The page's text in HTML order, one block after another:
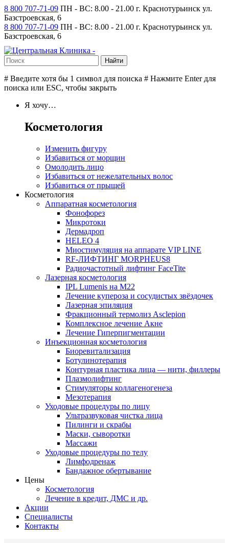
8 800 707-71-09 ПН - ВС: 8.00 - 21.00 г. Краснотурьинск ул.
Базстроевская, 6
8 800 707-71-09 ПН - ВС: 8.00 - 21.00 г. Краснотурьинск ул.
Базстроевская, 6
# Введите хотя бы 1 символ для поиска # Нажмите Enter для
поиска или ESC, чтобы закрыть
Я хочу…
Косметология
Изменить фигуру
Избавиться от морщин
Омолодить лицо
Избавиться от нежелательных волос
Избавиться от прыщей
Косметология
Аппаратная косметология
Фонофорез
Микротоки
Дермадроп
HELEO 4
Миостимуляция на аппарате VIP LINE
RF-ЛИФТИНГ MORPHEUS8
Радиочастотный лифтинг FaceTite
Лазерная косметология
IPL Lumenis на M22
Лечение купероза и сосудистых звёздочек
Лазерная эпиляция
Фракционный термолиз Asclepion
Комплексное лечение Акне
Лечение Гиперпигментации
Инъекционная косметология
Биоревитализация
Ботулинотерапия
Контурная пластика лица — нити, филлеры
Плазмолифтинг
Стимуляторы коллагеногенеза
Мезотерапия
Уходовые процедуры по лицу
Ультразвуковая чистка лица
Пилинги и скрабы
Маски, сыворотки
Массажи
Уходовые процедуры по телу
Лимфодренаж
Бандажное обертывание
Цены
Косметология
Лечение в кредит, ДМС и др.
Акции
Специалисты
Контакты